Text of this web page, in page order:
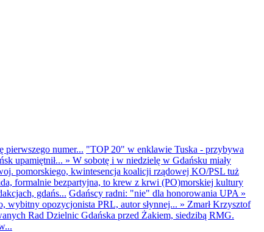
pierwszego numer... "TOP 20" w enklawie Tuska - przybywa
upamiętnił... » W sobotę i w niedzielę w Gdańsku miały
pomorskiego, kwintesencja koalicji rządowej KO/PSL tuż
formalnie bezpartyjna, to krew z krwi (PO)morskiej kultury
gdańs... Gdańscy radni: "nie" dla honorowania UPA »
wybitny opozycjonista PRL, autor słynnej... » Zmarł Krzysztof
Rad Dzielnic Gdańska przed Żakiem, siedzibą RMG.